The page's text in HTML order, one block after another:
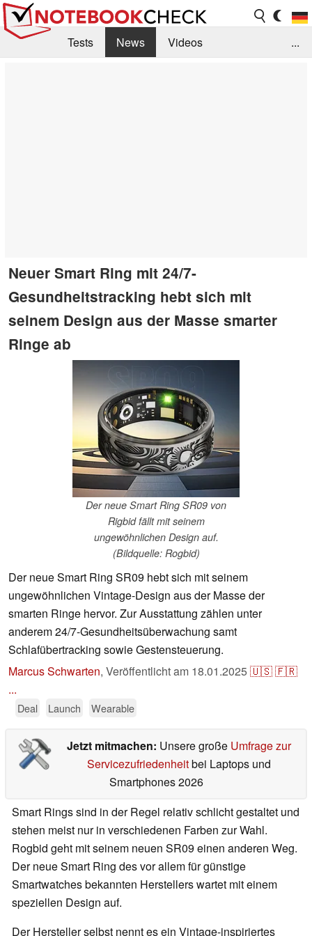
Tests News
Videos
...
Neuer Smart Ring mit 24/7-
Gesundheitstracking hebt sich mit
seinem Design aus der Masse smarter
Ringe ab
Der neue Smart Ring SR09 von
Rigbid fällt mit seinem
ungewöhnlichen Design auf.
(Bildquelle: Rogbid)
Der neue Smart Ring SR09 hebt sich mit seinem
ungewöhnlichen Vintage-Design aus der Masse der
smarten Ringe hervor. Zur Ausstattung zählen unter
anderem 24/7-Gesundheitsüberwachung samt
Schlafübertracking sowie Gestensteuerung.
Marcus Schwarten, Veröffentlicht am 18.01.2025🇺🇸🇫🇷
...
Deal Launch Wearable
Jetzt mitmachen: Unsere große Umfrage zur
Servicezufriedenheitbei Laptops und
Smartphones 2026
Smart Rings sind in der Regel relativ schlicht gestaltet und
stehen meist nur in verschiedenen Farben zur Wahl.
Rogbid geht mit seinem neuen SR09 einen anderen Weg.
Der neue Smart Ring des vor allem für günstige
Smartwatches bekannten Herstellers wartet mit einem
speziellen Design auf.
Der Hersteller selbst nennt es ein Vintage-inspiriertes